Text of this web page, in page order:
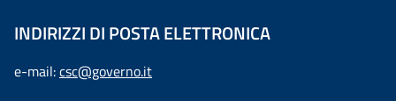
INDIRIZZI DI POSTA ELETTRONICA
e-mail:csc@governo.it